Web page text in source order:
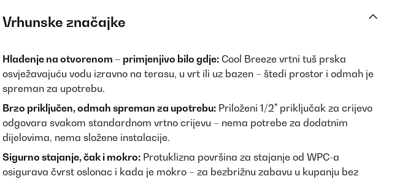
Vrhunske značajke
Hlađenje na otvorenom – primjenjivo bilo gdje: Cool Breeze vrtni tuš prska
osvježavajuću vodu izravno na terasu, u vrt ili uz bazen – štedi prostor i odmah je
spreman za upotrebu.
Brzo priključen, odmah spreman za upotrebu: Priloženi 1/2" priključak za crijevo
odgovara svakom standardnom vrtno crijevu – nema potrebe za dodatnim
dijelovima, nema složene instalacije.
Sigurno stajanje, čak i mokro: Protuklizna površina za stajanje od WPC-a
osigurava čvrst oslonac i kada je mokro – za bezbrižnu zabavu u kupanju bez